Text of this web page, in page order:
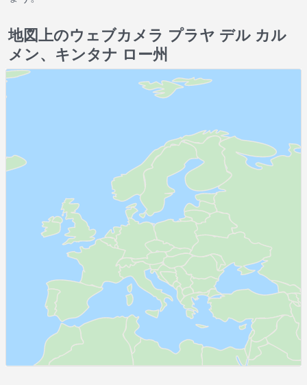
地図上のウェブカメラ プラヤ デル カル
メン、キンタナ ロー州